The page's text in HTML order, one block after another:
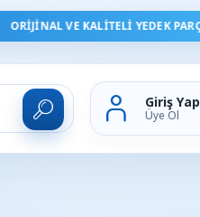
VE KALITELI YEDEK PARÇA
Giriş Yap
Üye Ol